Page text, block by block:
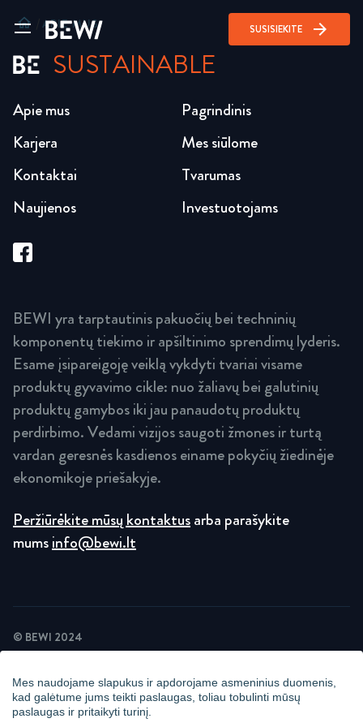
Mes naudojame slapukus ir apdorojame asmeninius duomenis,
kad galėtume jums teikti paslaugas, toliau tobulinti mūsų
paslaugas ir pritaikyti turinį.
SUSISIEKITE arrow_forward
home APIE MUS
SUSTAINABLE
Pagrindinis
Mes siūlome
Tvarumas
Investuotojams
Karjera
Kontaktai
Naujienos
Apie mus
BEWI yra tarptautinis pakuočių bei techninių
komponentų tiekimo ir apšiltinimo sprendimų lyderis.
Esame įsipareigoję veiklą vykdyti tvariai visame
produktų gyvavimo cikle: nuo žaliavų bei galutinių
produktų gamybos iki jau panaudotų produktų
perdirbimo. Vedami vizijos saugoti žmones ir turtą
vardan geresnės kasdienos einame pokyčių žiedinėje
ekonomikoje priešakyje.
Peržiūrėkite mūsų kontaktusarba parašykite
mumsinfo@bewi.lt
© BEWI 2024
PRIVATUMO POLITIKA
NAUJIENLAIKRAŠČIO PRIVATUMO POLITIKA
STEBĖJIMAS VAIZDO KAMEROMIS